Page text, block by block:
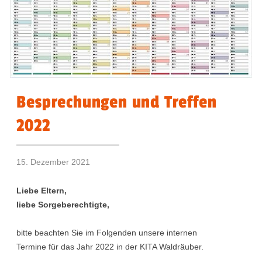
Besprechungen und Treffen
2022
15. Dezember 2021
Liebe Eltern,
liebe Sorgeberechtigte,
bitte beachten Sie im Folgenden unsere internen
Termine für das Jahr 2022 in der KITA Waldräuber.